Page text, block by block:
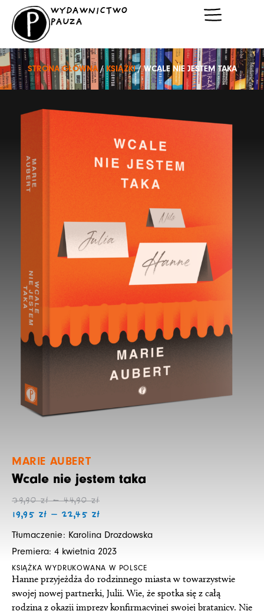
Przejdź
treści
WYDAWNICTWO
PAUZA
STRONA GŁÓWNA/ KSIĄŻKI/ WCALE NIE JESTEM TAKA
MARIE AUBERT
Wcale nie jestem taka
39,90zł – 44,90złZakres
cen:
do
44,90 zł
19,95 zł – 22,45 zł
do
22,45 zł
Tłumaczenie: Karolina Drozdowska
Premiera: 4 kwietnia 2023
KSIĄŻKA WYDRUKOWANA W POLSCE
Hanne przyjeżdża do rodzinnego miasta w towarzystwie
swojej nowej partnerki, Julii. Wie, że spotka się z całą
rodziną z okazji imprezy konfirmacyjnej swojej bratanicy. Nie